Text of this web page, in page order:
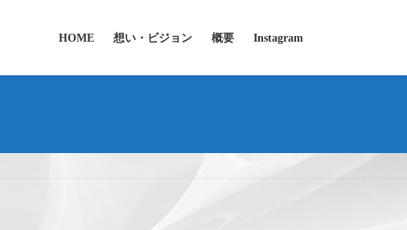
HOME 想い・ビジョン 概要 Instagram